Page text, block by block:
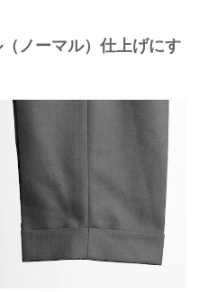
ノーマル）仕上げにす